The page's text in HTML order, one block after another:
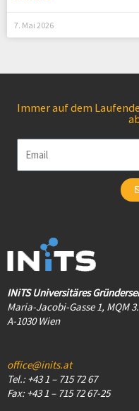
7. Mai 2026
Immer auf dem
Email
INiTS Universitäres
Maria-Jacobi-Gasse 1, MQM
A-1030 Wien
office@inits.at
Tel.: +43 1 – 715 72 67
Fax: +43 1 – 715 72 67-25